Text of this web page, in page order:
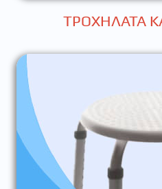
ΤΡΟΧΗΛΑΤΑ